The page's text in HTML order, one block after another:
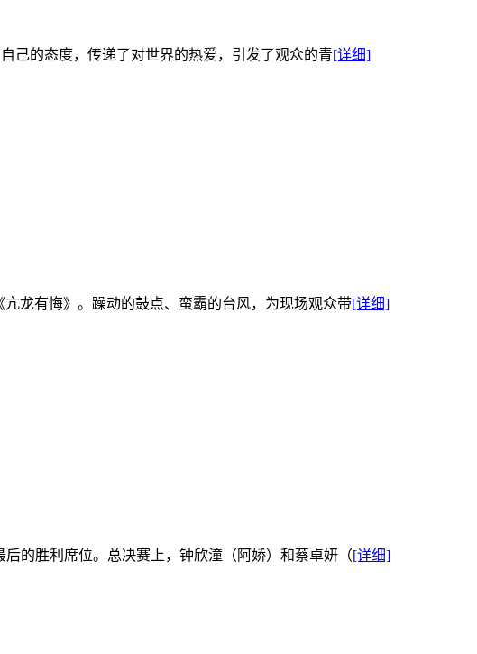
己的态度，传递了对世界的热爱，引发了观众的青[详细]
龙有悔》。躁动的鼓点、蛮霸的台风，为现场观众带[详细]
的胜利席位。总决赛上，钟欣潼（阿娇）和蔡卓妍（[详细]